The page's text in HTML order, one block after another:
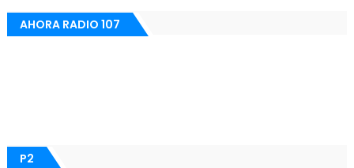
AHORA RADIO 107
P2